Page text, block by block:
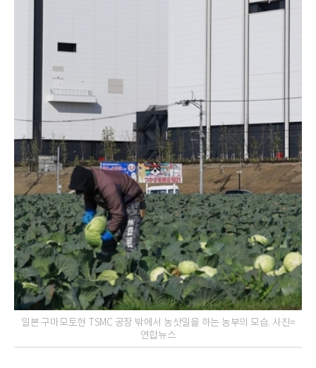
일본 구마모토현 TSMC 공장 밖에서 농삿일을 하는 농부의 모습. 사진=
연합뉴스